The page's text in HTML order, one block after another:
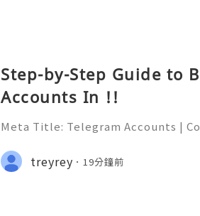
Step-by-Step Guide to
Accounts In !!
Meta Title: Telegram Accounts |
able 24/7 Customer Support
6) 541-7768
treyrey 19分鐘前